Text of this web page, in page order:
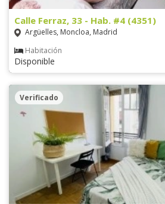
Calle Ferraz, 33 - Hab. #4 (4351)
Argüelles, Moncloa, Madrid
Habitación
Disponible
Verificado